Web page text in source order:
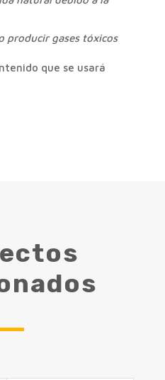
producir gases tóxicos
que se usará